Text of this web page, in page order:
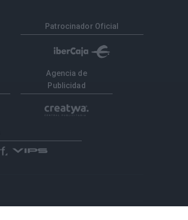
Patrocinador Oficial
Agencia de
Publicidad